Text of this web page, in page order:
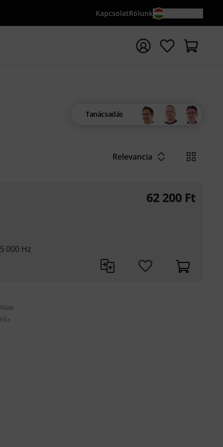
KapcsolatRólunk
indítása {searchTerm} keresőszóval
Tanácsadás
Relevancia
000 Hz
62 200 Ft
t